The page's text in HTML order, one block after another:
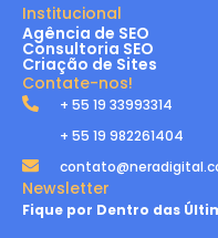
Institucional
Agência de SEO
Consultoria SEO
Criação de Sites
Contate-nos!
+ 55 19 33993314
+ 55 19 982261404
Newsletter
Fique por Dentro das